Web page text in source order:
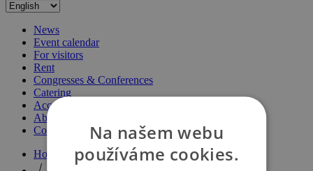
News
Event calendar
For visitors
Rent
Congresses & Conferences
Catering
Accommodation
About us
Contact
Home page
Na našem webu
používáme cookies.